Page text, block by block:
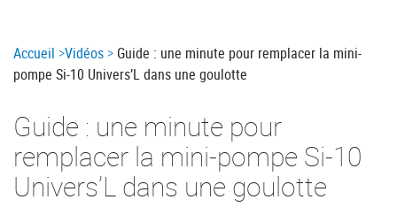
Breadcrumb
Accueil Vidéos
Guide : une minute pour remplacer la mini-
pompe Si-10 Univers’L dans une goulotte
Guide : une minute pour
remplacer la mini-pompe Si-10
Univers’L dans une goulotte